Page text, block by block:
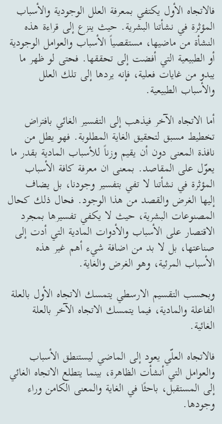
فالاتجاه الأول يكتفي بمعرفة العلل الوجودية والأسباب
المؤثرة في نشأتنا البشرية. حيث ينزع إلى قراءة هذه
النشأة من ماضيها، مستقصياً الأسباب والعوامل الوجودية
أو الطبيعية التي أفضت إلى تحققها. فحتى لو ظهر ما
يبدو من غايات فعلية، فإنه يردها إلى تلك العلل
والأسباب الطبيعية.
أما الاتجاه الآخر فيذهب إلى التفسير الغائي بافتراض
تخطيط مسبق لتحقيق الغاية المطلوبة. فهو يطل من
نافذة المعنى دون أن يقيم وزناً للأسباب المادية بقدر ما
يعوّل على المقاصد. بمعنى ان معرفة كافة الأسباب
المؤثرة في نشأتنا لا تفي بتفسير وجودنا، بل يضاف
إليها الغرض والقصد من هذا الوجود. فحال ذلك كحال
المصنوعات البشرية، حيث لا يكفي تفسيرها بمجرد
الاقتصار على الأسباب والأدوات المادية التي أدت إلى
صناعتها، بل لا بد من اضافة شيء أهم غير هذه
الأسباب المرئية، وهو الغرض والغاية.
وبحسب التقسيم الارسطي يتمسك الاتجاه الأول بالعلة
الفاعلة والمادية، فيما يتمسك الاتجاه الآخر بالعلة
الغائية.
فالاتجاه العلّي يعود إلى الماضي ليستنطق الأسباب
والعوامل التي أنشأت الظاهرة، بينما يتطلع الاتجاه الغائي
إلى المستقبل، باحثًا في الغاية والمعنى الكامن وراء
وجودها.